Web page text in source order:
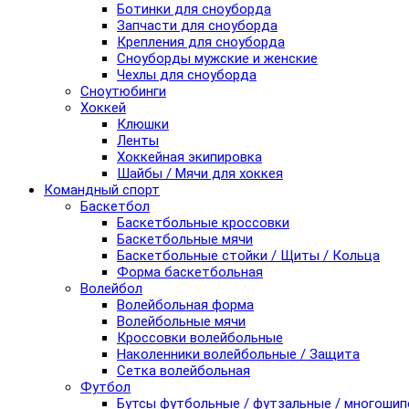
Ботинки для сноуборда
Запчасти для сноуборда
Крепления для сноуборда
Сноуборды мужские и женские
Чехлы для сноуборда
Сноутюбинги
Хоккей
Клюшки
Ленты
Хоккейная экипировка
Шайбы / Мячи для хоккея
Командный спорт
Баскетбол
Баскетбольные кроссовки
Баскетбольные мячи
Баскетбольные стойки / Щиты / Кольца
Форма баскетбольная
Волейбол
Волейбольная форма
Волейбольные мячи
Кроссовки волейбольные
Наколенники волейбольные / Защита
Сетка волейбольная
Футбол
Бутсы футбольные / футзальные /